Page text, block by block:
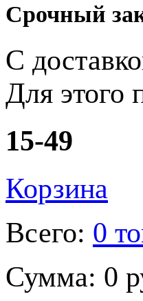
Срочный
С
Для этого
15-49
Корзина
Всего: 0
Сумма: 0